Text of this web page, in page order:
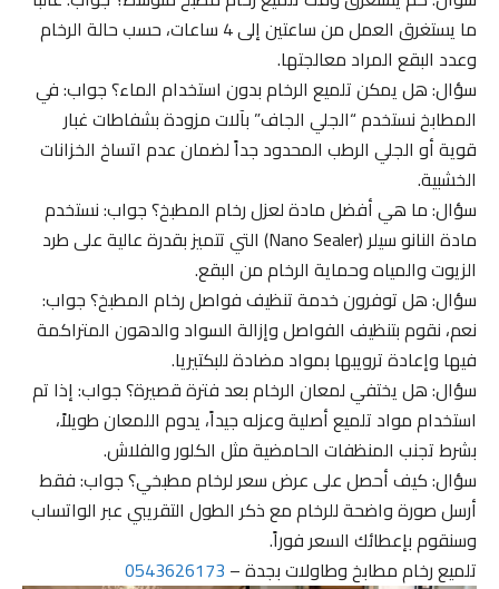
ما يستغرق العمل من ساعتين إلى 4 ساعات، حسب حالة الرخام
وعدد البقع المراد معالجتها.
سؤال: هل يمكن تلميع الرخام بدون استخدام الماء؟ جواب: في
المطابخ نستخدم “الجلي الجاف” بآلات مزودة بشفاطات غبار
قوية أو الجلي الرطب المحدود جداً لضمان عدم اتساخ الخزانات
الخشبية.
سؤال: ما هي أفضل مادة لعزل رخام المطبخ؟ جواب: نستخدم
مادة النانو سيلر (Nano Sealer) التي تتميز بقدرة عالية على طرد
الزيوت والمياه وحماية الرخام من البقع.
سؤال: هل توفرون خدمة تنظيف فواصل رخام المطبخ؟ جواب:
نعم، نقوم بتنظيف الفواصل وإزالة السواد والدهون المتراكمة
فيها وإعادة ترويبها بمواد مضادة للبكتيريا.
سؤال: هل يختفي لمعان الرخام بعد فترة قصيرة؟ جواب: إذا تم
استخدام مواد تلميع أصلية وعزله جيداً، يدوم اللمعان طويلاً،
بشرط تجنب المنظفات الحامضية مثل الكلور والفلاش.
سؤال: كيف أحصل على عرض سعر لرخام مطبخي؟ جواب: فقط
أرسل صورة واضحة للرخام مع ذكر الطول التقريبي عبر الواتساب
وسنقوم بإعطائك السعر فوراً.
تلميع رخام مطابخ وطاولات بجدة –0543626173